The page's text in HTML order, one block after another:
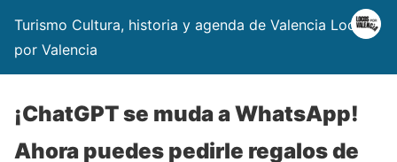
Turismo Cultura, historia y agenda de Valencia Locos
por Valencia
¡ChatGPT se muda a WhatsApp!
Ahora puedes pedirle regalos de